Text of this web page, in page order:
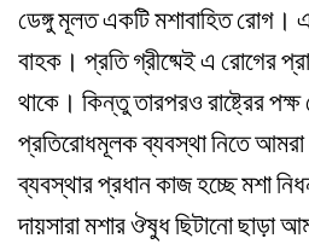
ডেঙ্গু মূলত একটি মশাবাহিত রোগ।
বাহক। প্রতি গ্রীষ্মেই এ রোগের
থাকে। কিন্তু তারপরও রাষ্ট্রের
প্রতিরোধমূলক ব্যবস্থা নিতে
ব্যবস্থার প্রধান কাজ হচ্ছে মশা
দায়সারা মশার ঔষুধ ছিটানো ছাড়া